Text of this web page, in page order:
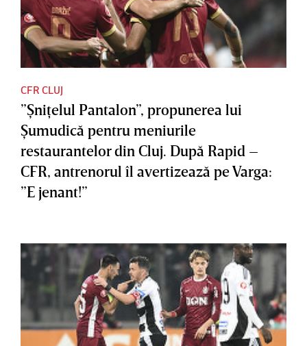
CFR CLUJ
”Şniţelul Pantalon”, propunerea lui
Şumudică pentru meniurile
restaurantelor din Cluj. După Rapid –
CFR, antrenorul îl avertizează pe Varga:
”E jenant!”